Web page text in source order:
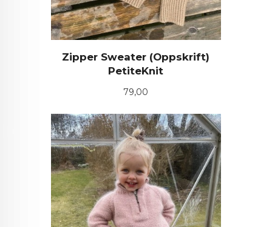
Zipper Sweater (Oppskrift)
PetiteKnit
Pris
79,00